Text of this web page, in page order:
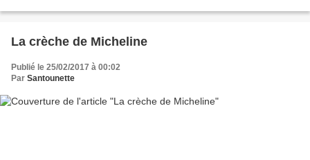
La crèche de Micheline
Publié le 25/02/2017 à 00:02
Par Santounette